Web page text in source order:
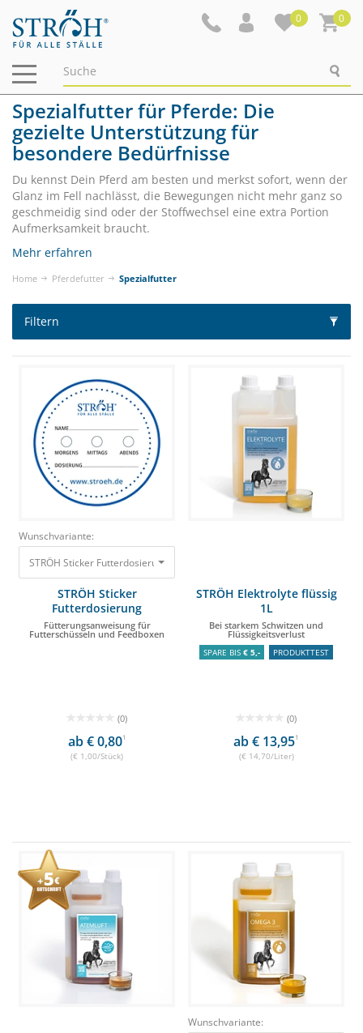
0 0
Navigation
ein-/ausblenden
Spezialfutter für Pferde: Die
gezielte Unterstützung für
besondere Bedürfnisse
Du kennst Dein Pferd am besten und merkst sofort, wenn der
Glanz im Fell nachlässt, die Bewegungen nicht mehr ganz so
geschmeidig sind oder der Stoffwechsel eine extra Portion
Aufmerksamkeit braucht.
Mehr erfahren
Home Pferdefutter Spezialfutter
Filtern
Wunschvariante:
STRÖH Sticker Futterdosierung Fütterungsanweisung für Futterschüsseln
STRÖH Sticker
Futterdosierung
Fütterungsanweisung für
Futterschüsseln und Feedboxen
(0)
ab € 0,801
(€ 1,00/Stück)
STRÖH Elektrolyte flüssig
1L
Bei starkem Schwitzen und
Flüssigkeitsverlust
SPARE BIS € 5,- PRODUKTTEST
(0)
ab € 13,951
(€ 14,70/Liter)
Wunschvariante: